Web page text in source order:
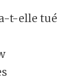
t-elle tué